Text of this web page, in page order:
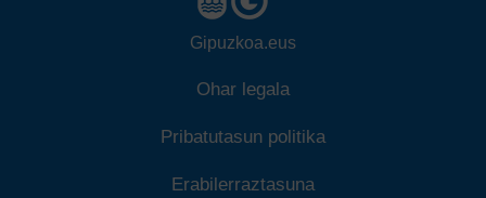
Gipuzkoa.eus
Ohar legala
Pribatutasun politika
Erabilerraztasuna